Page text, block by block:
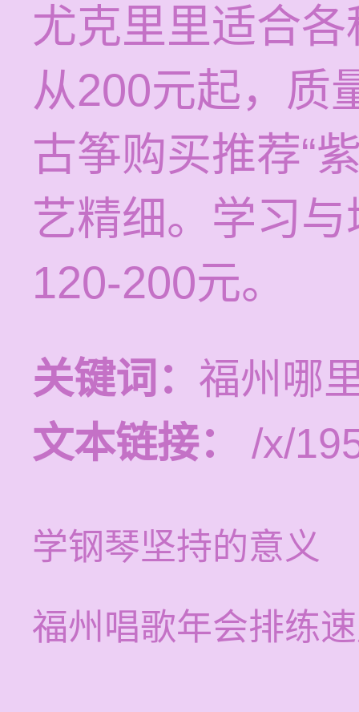
尤克里里适合
从200元起，质
古筝购买推荐“
艺精细。学习
120-200元。
关键词： 福州哪
文本链接：
/x/
学钢琴坚持的意义
福州唱歌年会排练